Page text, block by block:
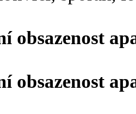
obsazenost
obsazenost